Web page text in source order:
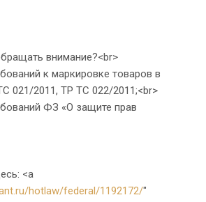
внимание?<br>
к маркировке товаров в
021/2011, ТР ТС 022/2011;<br>
ФЗ «О защите прав
<a
hotlaw/federal/1192172/"